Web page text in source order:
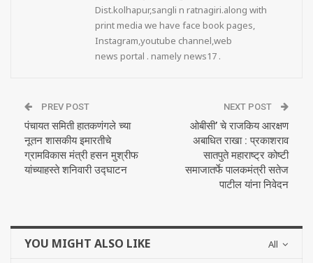
Dist.kolhapur,sangli n ratnagiri.along with
print media we have face book pages,
Instagram,youtube channel,web
news portal . namely news17 .
PREV POST
पंचायत समिती हातकणंगले च्या
नूतन शासकीय इमारतीचे
ग्रामविकास मंत्री हसन मुश्रीफ
यांच्याहस्ते शनिवारी उद्घाटन
NEXT POST
ओबीसी’ चे राजकिय आरक्षण
अबाधित राखा : प्रकाशराव
सातपुते महाराष्ट्र कोष्टी
समाजातर्फे पालकमंत्री सतेज
पाटील यांना निवेदन
All
YOU MIGHT ALSO LIKE